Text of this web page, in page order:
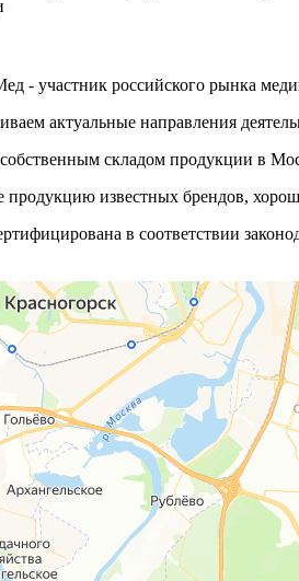
- участник российского рынка
актуальные направления
складом продукции в
известных брендов,
в соответствии